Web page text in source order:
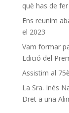
què has de
Ens reunim
el 2023
Vam formar
Edició del
Assistim al
La Sra. Inés
Dret a una